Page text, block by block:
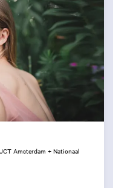
Amsterdam + Nationaal